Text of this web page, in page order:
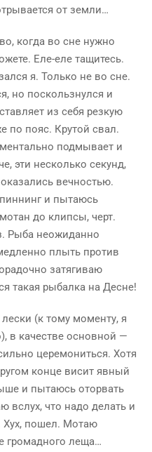
от земли…
когда во сне нужно
Еле-еле тащитесь.
я. Только не во сне.
но поскользнулся и
из себя резкую
по пояс. Крутой свал.
подмывает и
эти несколько секунд,
вечностью.
и пытаюсь
до клипсы, черт.
Рыба неожиданно
плыть против
затягиваю
такая рыбалка на Десне!
(к тому моменту, я
), в качестве основной —
церемониться. Хотя
конце висит явный
и пытаюсь оторвать
вслух, что надо делать и
Хух, пошел. Мотаю
громадного леща…